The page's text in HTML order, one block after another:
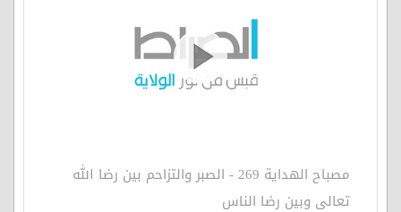
مصباح الهداية 269 - الصبر والتزاحم بين رضا الله
تعالى وبين رضا الناس